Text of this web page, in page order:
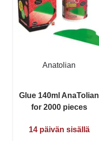
Anatolian
Glue 140ml AnaTolian
for 2000 pieces
14 päivän sisällä